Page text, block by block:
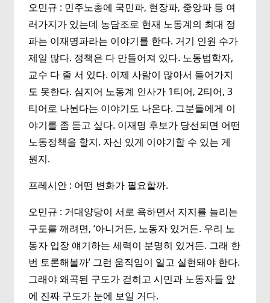
오민규 : 민주노총에 국민파, 현장파, 중앙파 등 여
러가지가 있는데 농담조로 현재 노동계의 최대 정
파는 이재명파라는 이야기를 한다. 거기 인원 수가
제일 많다. 정책은 다 만들어져 있다. 노동법학자,
교수 다 줄 서 있다. 이제 사람이 많아서 들어가지
도 못한다. 심지어 노동계 인사가 1티어, 2티어, 3
티어로 나뉜다는 이야기도 나온다. 그분들에게 이
야기를 좀 듣고 싶다. 이재명 후보가 당선되면 어떤
노동정책을 할지. 자신 있게 이야기할 수 있는 게
뭔지.
프레시안 : 어떤 변화가 필요할까.
오민규 : 거대양당이 서로 욕하면서 지지를 늘리는
구도를 깨려면, ‘아니거든, 노동자 있거든. 우리 노
동자 입장 얘기하는 세력이 분명히 있거든. 그래 한
번 토론해볼까’ 그런 움직임이 일고 실현돼야 한다.
그래야 왜곡된 구도가 걷히고 시민과 노동자들 앞
에 진짜 구도가 눈에 보일 거다.